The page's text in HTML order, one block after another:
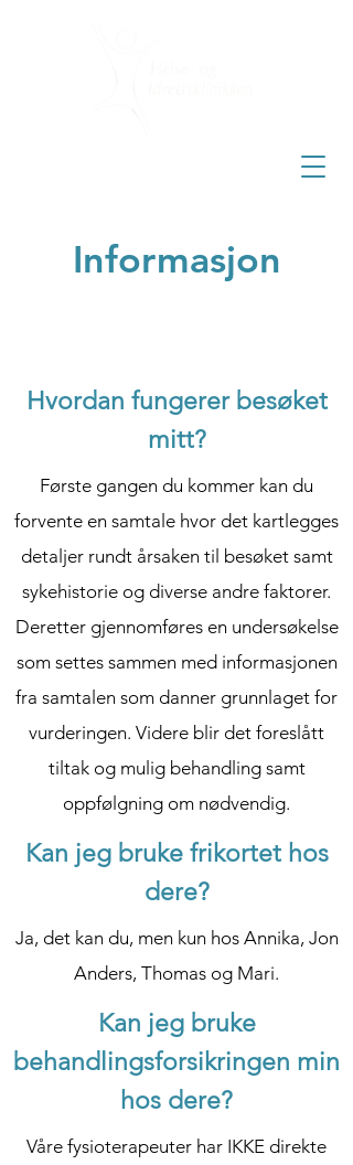
Informasjon
Hvordan fungerer besøket
mitt?
Første gangen du kommer kan du
forvente en samtale hvor det kartlegges
detaljer rundt årsaken til besøket samt
sykehistorie og diverse andre faktorer.
Deretter gjennomføres en undersøkelse
som settes sammen med informasjonen
fra samtalen som danner grunnlaget for
vurderingen. Videre blir det foreslått
tiltak og mulig behandling samt
oppfølgning om nødvendig.
Kan jeg bruke frikortet hos
dere?
Ja, det kan du, men kun hos Annika, Jon
Anders, Thomas og Mari.
Kan jeg bruke
behandlingsforsikringen min
hos dere?
Våre fysioterapeuter har IKKE direkte